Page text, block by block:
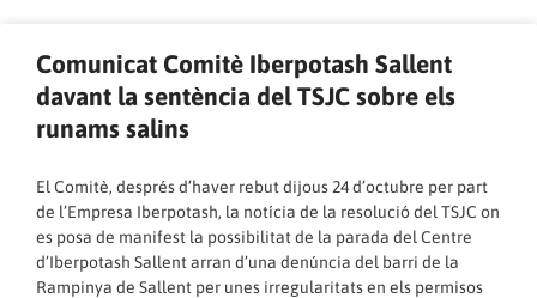
Comunicat Comitè Iberpotash Sallent
davant la sentència del TSJC sobre els
runams salins
El Comitè, després d’haver rebut dijous 24 d’octubre per part
de l’Empresa Iberpotash, la notícia de la resolució del TSJC on
es posa de manifest la possibilitat de la parada del Centre
d’Iberpotash Sallent arran d’una denúncia del barri de la
Rampinya de Sallent per unes irregularitats en els permisos